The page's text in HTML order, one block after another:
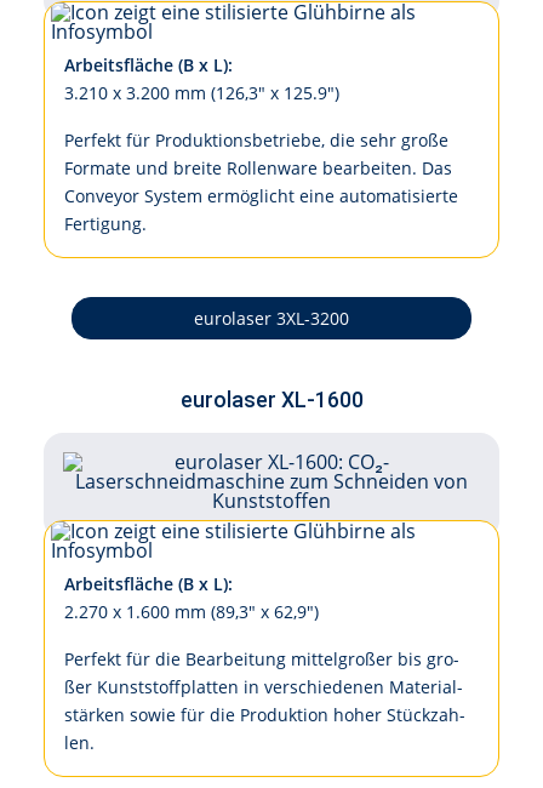
Arbeitsfläche (B x L):
3.210 x 3.200 mm (126,3" x 125.9")
Per­fekt für Pro­duk­ti­ons­be­trie­be, die sehr gro­ße
For­ma­te und brei­te Rol­len­wa­re be­ar­bei­ten. Das
Con­veyor Sys­tem er­mög­licht ei­ne au­to­ma­ti­sier­te
Fer­ti­gung.
eurolaser 3XL-3200
eurolaser XL-1600
Arbeitsfläche (B x L):
2.270 x 1.600 mm (89,3" x 62,9")
Per­fekt für die Be­ar­bei­tung mit­tel­gro­ßer bis gro­
ßer Kunst­stoff­plat­ten in ver­schie­de­nen Ma­te­ri­al­
stär­ken so­wie für die Pro­duk­ti­on ho­her Stück­zah­
len.